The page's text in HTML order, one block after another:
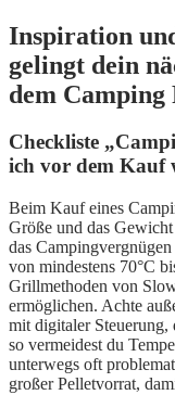
Inspiration
gelingt dein
dem
Checkliste
ich vor dem Kauf
Beim Kauf eines
Größe und das
das
von mindestens 70°C
Grillmethoden von
ermöglichen. Achte
mit digitaler Steuerung,
so vermeidest du
unterwegs oft
großer Pelletvorrat,